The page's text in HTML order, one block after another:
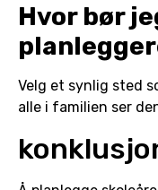
Hvor bør
Velg et synlig sted
alle i familien ser